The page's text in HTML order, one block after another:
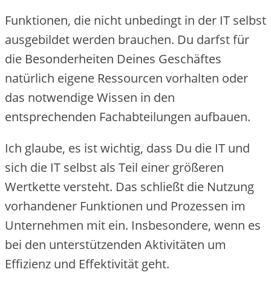
Funktionen, die nicht unbedingt in der IT selbst
ausgebildet werden brauchen. Du darfst für
die Besonderheiten Deines Geschäftes
natürlich eigene Ressourcen vorhalten oder
das notwendige Wissen in den
entsprechenden Fachabteilungen aufbauen.
Ich glaube, es ist wichtig, dass Du die IT und
sich die IT selbst als Teil einer größeren
Wertkette versteht. Das schließt die Nutzung
vorhandener Funktionen und Prozessen im
Unternehmen mit ein. Insbesondere, wenn es
bei den unterstützenden Aktivitäten um
Effizienz und Effektivität geht.